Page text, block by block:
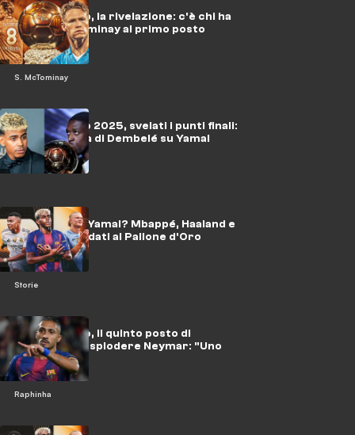
S. McTominay
Pallone d'Oro, la rivelazione: c'è chi ha
votato McTominay al primo posto
Pallone d'Oro 2025, svelati i punti finali:
netta vittoria di Dembelé su Yamal
Storie
Chi fermerà Yamal? Mbappé, Haaland e
gli altri candidati al Pallone d'Oro
Raphinha
Pallone d'Oro, il quinto posto di
Raphinha fa esplodere Neymar: "Uno
scherzo"